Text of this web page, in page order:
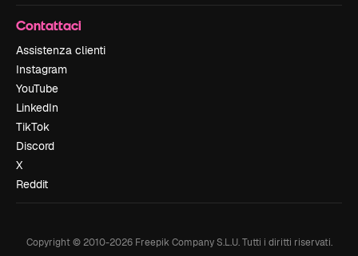
Contattaci
Assistenza clienti
Instagram
YouTube
LinkedIn
TikTok
Discord
X
Reddit
Copyright © 2010-2026Freepik Company S.L.U. Tutti i diritti riservati.